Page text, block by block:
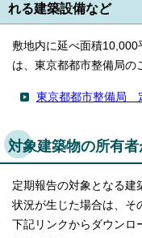
れる建築設備など
敷地内に延べ面積10,000
は、東京都都市整備局の
東京都都市整備局
対象建築物の所有
定期報告の対象となる建
状況が生じた場合は、そ
下記リンクからダウンロ